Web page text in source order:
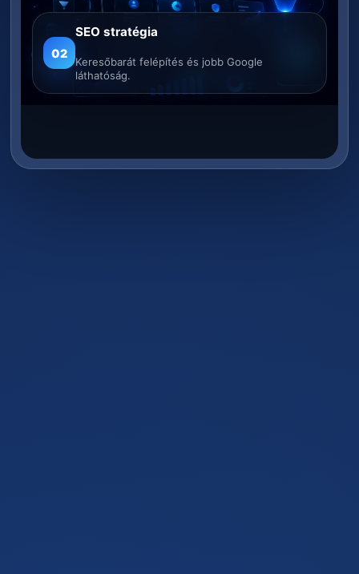
Weboldalkészítés
Gyors, modern és mobilbarát céges
weboldalak.
02
SEO stratégia
Keresőbarát felépítés és jobb Google
láthatóság.
03
Konverzió optimalizálás
Több ajánlatkérés, erősebb ügyfélszerzés.